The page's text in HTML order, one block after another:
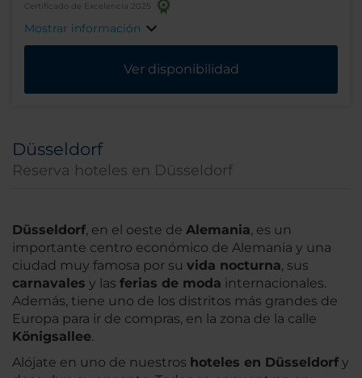
Certificado de Excelencia 2025
Mostrar información
Ver disponibilidad
Düsseldorf
Reserva hoteles en Düsseldorf
Düsseldorf, en el oeste de Alemania, es un
importante centro económico de Alemania y una
ciudad muy famosa por su vida nocturna, sus
carnavales y las ferias de moda internacionales.
Además, tiene uno de los distritos más grandes de
Europa para ir de compras, en la zona de la calle
Königsallee.
Alójate en uno de nuestros hoteles en Düsseldorf y